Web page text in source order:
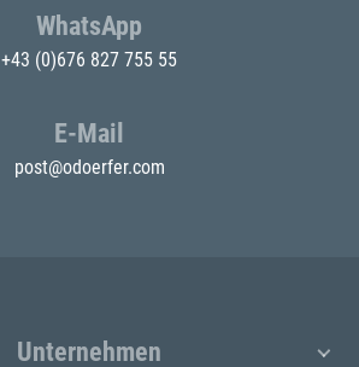
WhatsApp
+43 (0)676 827 755 55
E-Mail
post@odoerfer.com
Unternehmen